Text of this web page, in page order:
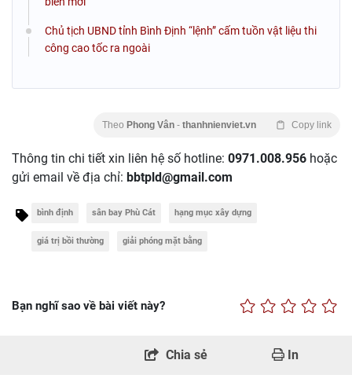
Chủ tịch UBND tỉnh Bình Định “lệnh” cấm tuồn vật liệu thi
công cao tốc ra ngoài
Theo Phong Vân - thanhnienviet.vn Copy link
Thông tin chi tiết xin liên hệ số hotline: 0971.008.956 hoặc
gửi email về địa chỉ: bbtpld@gmail.com
bình định sân bay Phù Cát hạng mục xây dựng
giá trị bồi thường giải phóng mặt bằng
Bạn nghĩ sao về bài viết này?
Chia sẻ In